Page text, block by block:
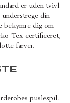
er uden tvivl
din
bekymre dig om
Tex certificeret,
farver.
puslespil.